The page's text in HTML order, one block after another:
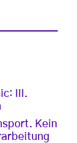
III.
Kein